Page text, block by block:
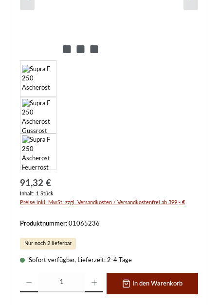
Regulärer Preis:
91,32 €
Inhalt: 1 Stück
Preise inkl. MwSt. zzgl. Versandkosten / Versandkostenfrei ab 399,- €
Produktnummer: 01065236
Nur noch 2 lieferbar
Sofort verfügbar, Lieferzeit: 2-4 Tage
In den Warenkorb